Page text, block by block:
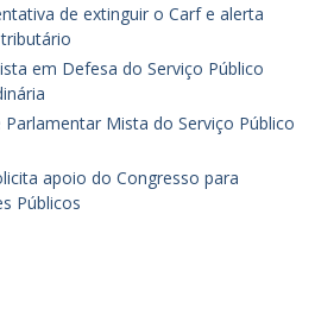
de extinguir o Carf e alerta
em Defesa do Serviço Público
Parlamentar Mista do Serviço Público
apoio do Congresso para
Públicos